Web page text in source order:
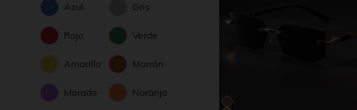
Azul Gris
Rojo Verde
Amarillo Marrón
Morado Naranja